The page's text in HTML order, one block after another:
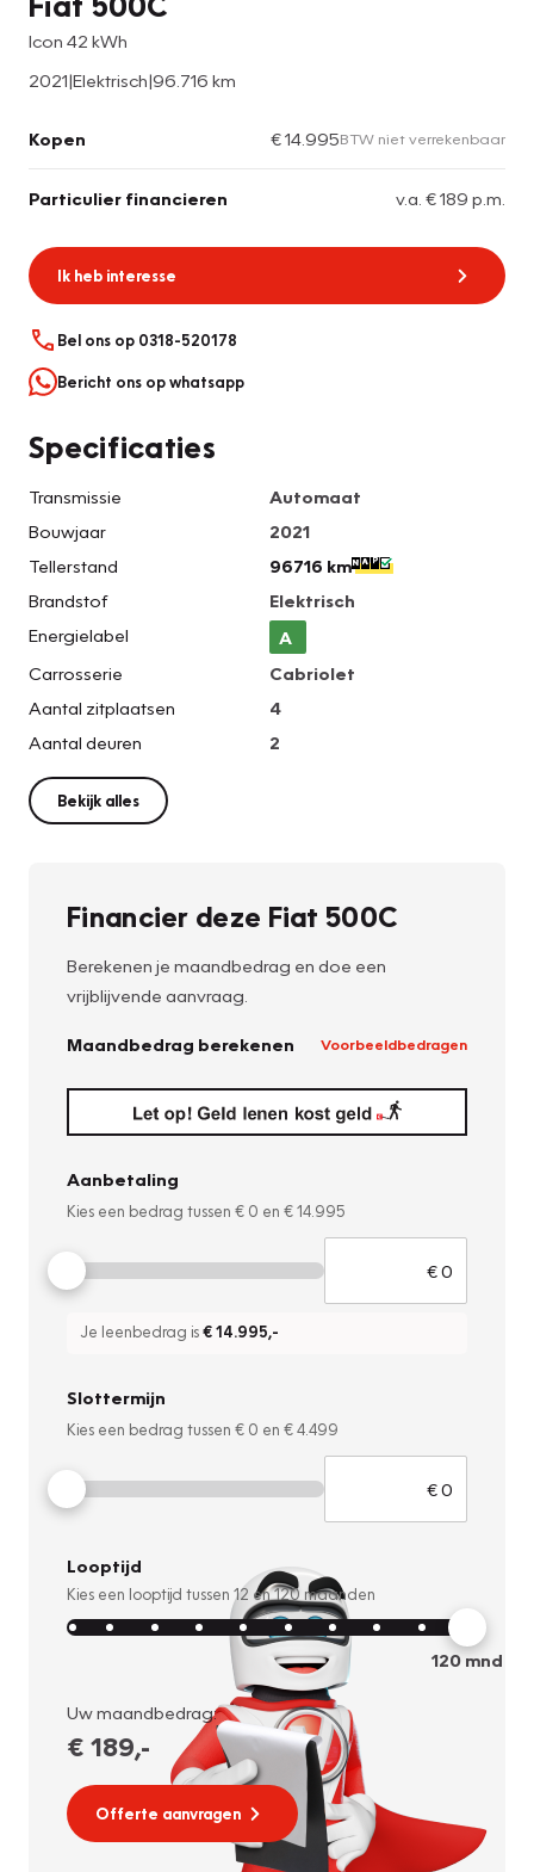
Icon 42 kWh
2021|Elektrisch|96.716 km
Kopen € 14.995BTW niet verrekenbaar
Particulier financieren v.a. € 189 p.m.
Ik heb interesse
Bel ons op 0318-520178
Bericht ons op whatsapp
Specificaties
Transmissie
Automaat
Bouwjaar
2021
Tellerstand
96716 km
Brandstof
Elektrisch
Energielabel
A
Carrosserie
Cabriolet
Aantal zitplaatsen
4
Aantal deuren
2
Bekijk alles
Financier deze Fiat 500C
Berekenen je maandbedrag en doe een
vrijblijvende aanvraag.
Maandbedrag berekenen Voorbeeldbedragen
Aanbetaling
Kies een bedrag tussen € 0 en € 14.995
Je leenbedrag is€ 14.995,-
Slottermijn
Kies een bedrag tussen € 0 en € 4.499
Looptijd
Kies een looptijd tussen 12 en120 maanden
120mnd
Uw maandbedrag:
€ 189,-
Offerte aanvragen